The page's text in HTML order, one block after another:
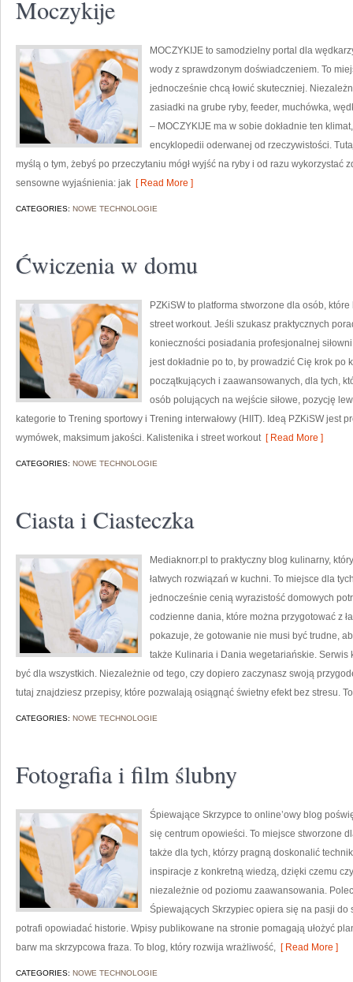
Moczykije
MOCZYKIJE to samodzielny portal dla
wody z sprawdzonym doświadczeniem. To
jednocześnie chcą łowić skuteczniej.
zasiadki na grube ryby, feeder, muchówka,
– MOCZYKIJE ma w sobie dokładnie ten
encyklopedii oderwanej od rzeczywistości.
myślą o tym, żebyś po przeczytaniu mógł wyjść na ryby i od razu wykorzystać
sensowne wyjaśnienia: jak [ Read More ]
CATEGORIES: NOWE TECHNOLOGIE
Ćwiczenia w domu
PZKiSW to platforma stworzone dla osób,
street workout. Jeśli szukasz praktycznych
konieczności posiadania profesjonalnej
jest dokładnie po to, by prowadzić Cię krok po
początkujących i zaawansowanych, dla tych,
osób polujących na wejście siłowe, pozycję
kategorie to Trening sportowy i Trening interwałowy (HIIT). Ideą PZKiSW jest
wymówek, maksimum jakości. Kalistenika i street workout[ Read More ]
CATEGORIES: NOWE TECHNOLOGIE
Ciasta i Ciasteczka
Mediaknorr.pl to praktyczny blog kulinarny,
łatwych rozwiązań w kuchni. To miejsce dla
jednocześnie cenią wyrazistość domowych
codzienne dania, które można przygotować z
pokazuje, że gotowanie nie musi być trudne,
także Kulinaria i Dania wegetariańskie.
być dla wszystkich. Niezależnie od tego, czy dopiero zaczynasz swoją
tutaj znajdziesz przepisy, które pozwalają osiągnąć świetny efekt bez stresu.
CATEGORIES: NOWE TECHNOLOGIE
Fotografia i film ślubny
Śpiewające Skrzypce to online’owy blog
się centrum opowieści. To miejsce stworzone
także dla tych, którzy pragną doskonalić
inspiracje z konkretną wiedzą, dzięki czemu
niezależnie od poziomu zaawansowania.
Śpiewających Skrzypiec opiera się na pasji
potrafi opowiadać historie. Wpisy publikowane na stronie pomagają ułożyć
barw ma skrzypcowa fraza. To blog, który rozwija wrażliwość, [ Read More ]
CATEGORIES: NOWE TECHNOLOGIE